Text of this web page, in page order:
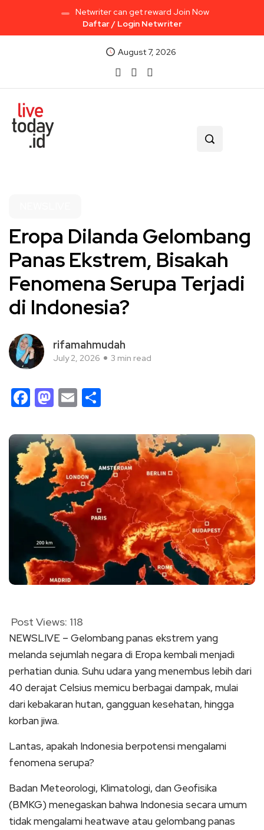
Netwriter can get reward Join Now
Daftar / Login Netwriter
August 7, 2026
Eropa Dilanda Gelombang
Panas Ekstrem, Bisakah
Fenomena Serupa Terjadi
di Indonesia?
rifamahmudah
July 2, 2026 3 min read
Facebook
Mastodon
Email
Post Views: 118
NEWSLIVE – Gelombang panas ekstrem yang
melanda sejumlah negara di Eropa kembali menjadi
perhatian dunia. Suhu udara yang menembus lebih dari
40 derajat Celsius memicu berbagai dampak, mulai
dari kebakaran hutan, gangguan kesehatan, hingga
korban jiwa.
Lantas, apakah Indonesia berpotensi mengalami
fenomena serupa?
Badan Meteorologi, Klimatologi, dan Geofisika
(BMKG) menegaskan bahwa Indonesia secara umum
tidak mengalami heatwave atau gelombang panas